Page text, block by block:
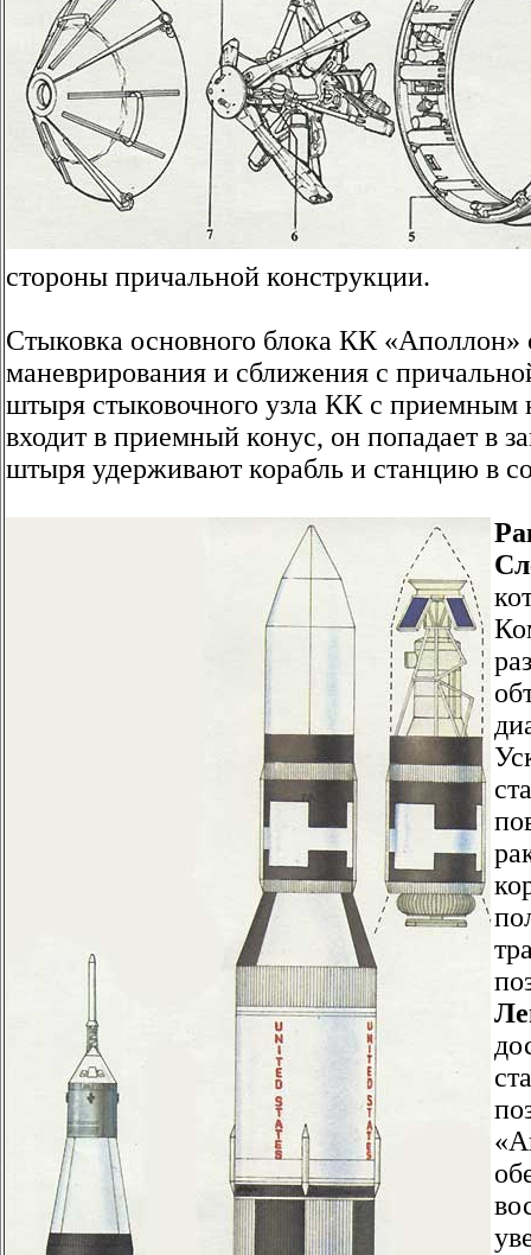
стороны причальной конструкции.
Стыковка основного блока КК «Аполлон»
маневрирования и сближения с
штыря стыковочного узла КК с приемным
входит в приемный конус, он попадает в
штыря удерживают корабль и станцию в